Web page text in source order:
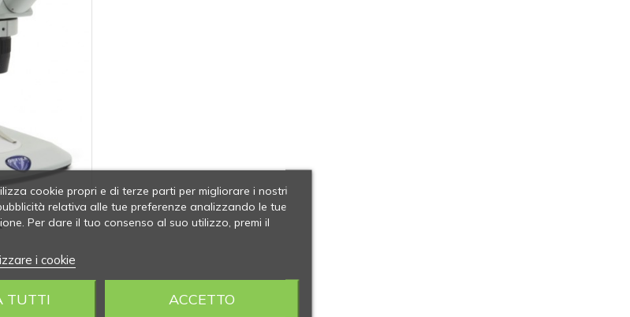
cookie propri e di terze parti per migliorare i nostri
relativa alle tue preferenze analizzando le tue
Per dare il tuo consenso al suo utilizzo, premi il
i cookie
TUTTI ACCETTO